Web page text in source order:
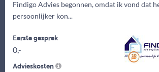
Findigo Advies begonnen, omdat ik vond dat
persoonlijker kon...
Eerste gesprek
0,-
Advieskosten